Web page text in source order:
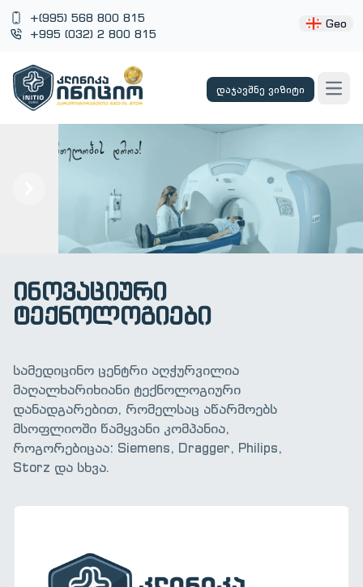
+(995) 568 800 815
+995 (032) 2 800 815
Geo
დაჯავშნე ვიზიტი
ინოვაციური
ტექნოლოგიები
სამედიცინო ცენტრი აღჭურვილია
მაღალხარიხიანი ტექნოლოგიური
დანადგარებით, რომელსაც აწარმოებს
მსოფლიოში წამყვანი კომპანია,
როგორებიცაა: Siemens, Dragger, Philips,
Storz და სხვა.